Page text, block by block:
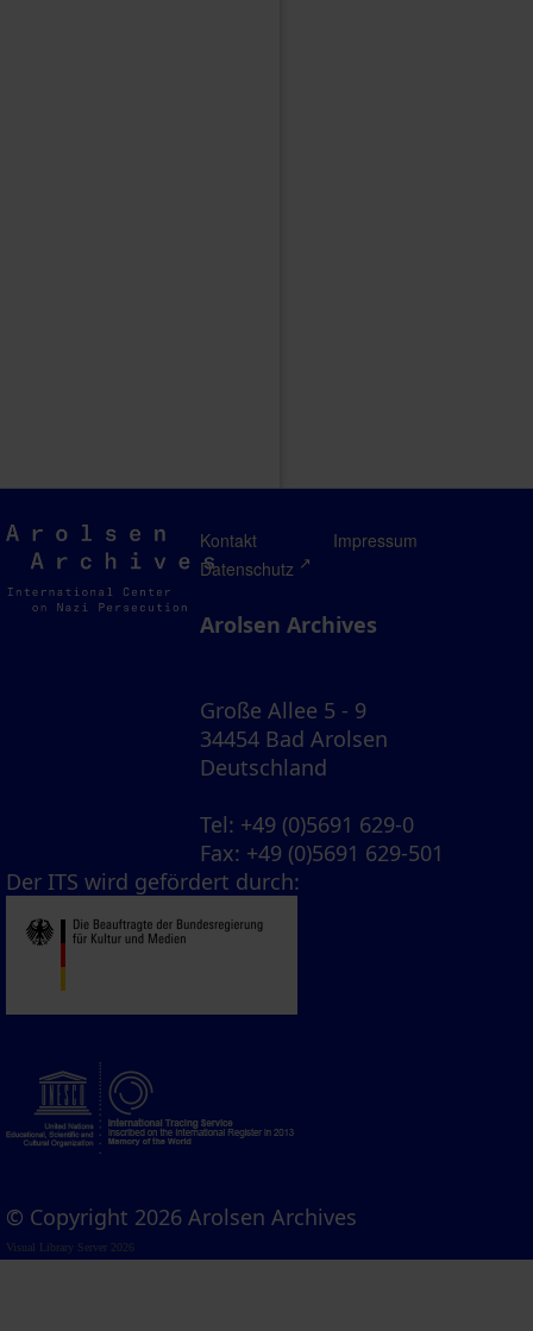
Arolsen
Archives
Kontakt
Impressum
Datenschutz
Arolsen Archives
Große Allee 5 - 9
34454 Bad Arolsen
Deutschland
Tel: +49 (0)5691 629-0
Fax: +49 (0)5691 629-501
Der ITS wird gefördert durch:
© Copyright 2026 Arolsen Archives
Visual Library Server 2026